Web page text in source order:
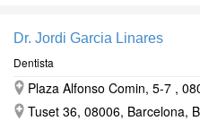
Dr. Jordi Garcia Linares
Dentista
Plaza Alfonso Comin, 5-7 ,
Tuset 36, 08006, Barcelona,